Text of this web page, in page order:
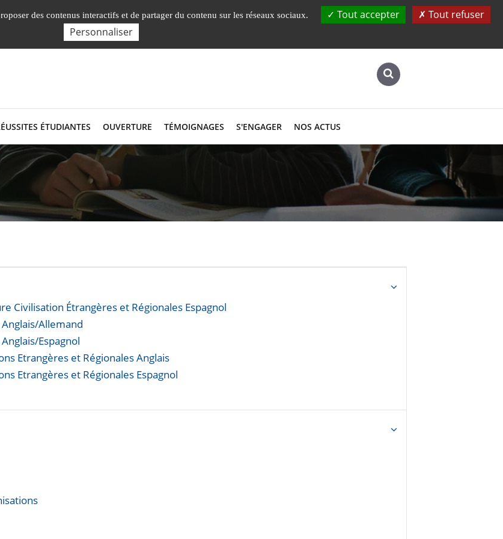
UBS Laboratoires
Nos Facultés, Instituts, Ecole
ÉTUDIANTES OUVERTURE TÉMOIGNAGES S'ENGAGER NOS ACTUS
Civilisation Étrangères et Régionales Espagnol
Allemand
Espagnol
Etrangères et Régionales Anglais
Etrangères et Régionales Espagnol
des contenus interactifs et de partager du contenu sur les réseaux sociaux. Tout accepter
Tout refuser
Personnaliser